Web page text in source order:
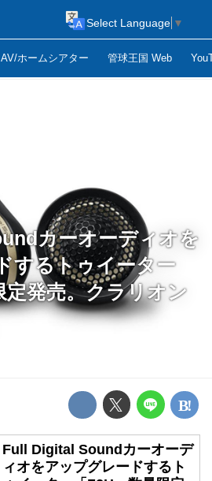
AV/ホームシアター 管球王国 Web
Select Language ▼
カーオーディオを
するトゥイーター
定発売。クラリオン
Full Digital Soundカーオーデ
ィオをアップグレードするト